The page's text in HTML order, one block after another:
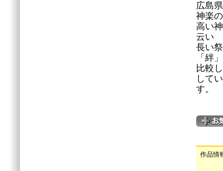
広島
神楽
高い
云い
長い
「絆
比較
して
す。
作品情